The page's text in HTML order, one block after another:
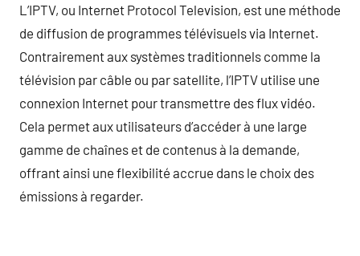
L’IPTV, ou Internet Protocol Television, est une méthode
de diffusion de programmes télévisuels via Internet.
Contrairement aux systèmes traditionnels comme la
télévision par câble ou par satellite, l’IPTV utilise une
connexion Internet pour transmettre des flux vidéo.
Cela permet aux utilisateurs d’accéder à une large
gamme de chaînes et de contenus à la demande,
offrant ainsi une flexibilité accrue dans le choix des
émissions à regarder.